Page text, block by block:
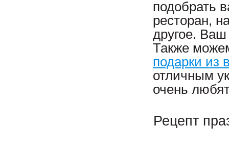
подобрать
ресторан,
другое. Ваш
Также
подарки из
отличным
очень
Рецепт